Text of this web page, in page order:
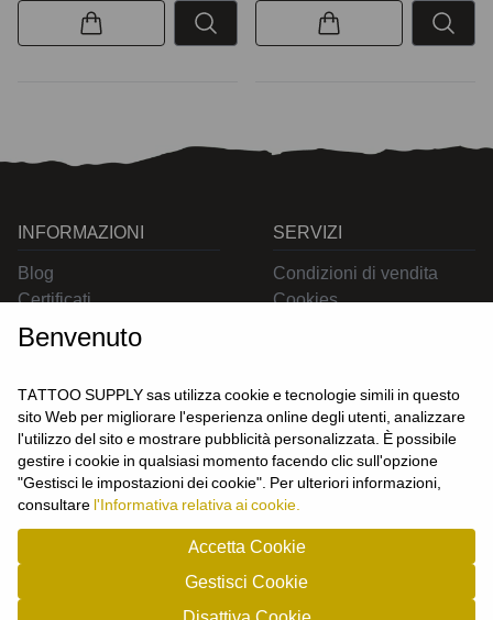
CONTATTACI
INFORMAZIONI
Blog
Certificati
Contatti
SERVIZI
Condizioni di vendita
Cookies
UTENTE
Login
Registrati
Benvenuto
TATTOO SUPPLY sas utilizza cookie e tecnologie simili in questo
sito Web per migliorare l'esperienza online degli utenti, analizzare
l'utilizzo del sito e mostrare pubblicità personalizzata. È possibile
gestire i cookie in qualsiasi momento facendo clic sull'opzione
"Gestisci le impostazioni dei cookie". Per ulteriori informazioni,
consultare l'Informativa relativa ai cookie.
Accetta Cookie
Gestisci Cookie